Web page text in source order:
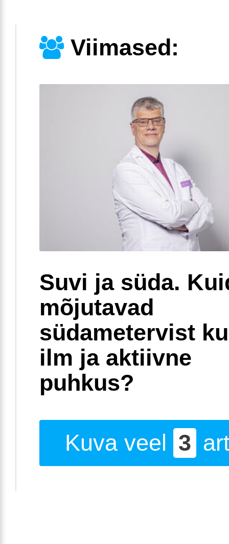
Viimased:
Suvi ja süda.
mõjutavad
südametervist
ilm ja aktiivne
puhkus?
Kuva veel 3